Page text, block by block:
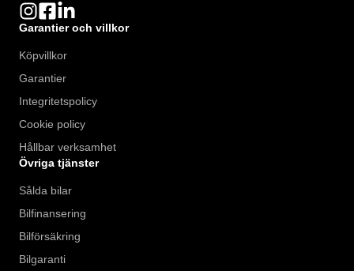
Garantier och villkor
Köpvillkor
Garantier
Integritetspolicy
Cookie policy
Hållbar verksamhet
Övriga tjänster
Sålda bilar
Bilfinansering
Bilförsäkring
Bilgaranti